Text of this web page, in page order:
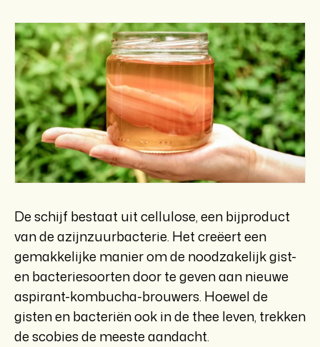
De schijf bestaat uit cellulose, een bijproduct
van de azijnzuurbacterie. Het creëert een
gemakkelijke manier om de noodzakelijk gist-
en bacteriesoorten door te geven aan nieuwe
aspirant-kombucha-brouwers. Hoewel de
gisten en bacteriën ook in de thee leven, trekken
de scobies de meeste aandacht.